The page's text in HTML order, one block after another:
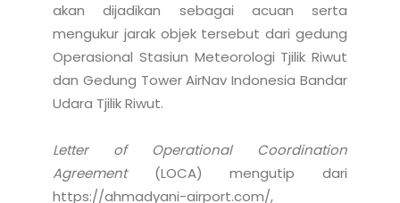
akan dijadikan sebagai acuan serta
mengukur jarak objek tersebut dari gedung
Operasional Stasiun Meteorologi Tjilik Riwut
dan Gedung Tower AirNav Indonesia Bandar
Udara Tjilik Riwut.
Letter of Operational Coordination
Agreement (LOCA) mengutip dari
https://ahmadyani-airport.com/,